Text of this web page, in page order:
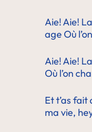
Aie! Aie!
age Où
Aie! Aie!
Où l’on
Et t’as fait
ma vie,